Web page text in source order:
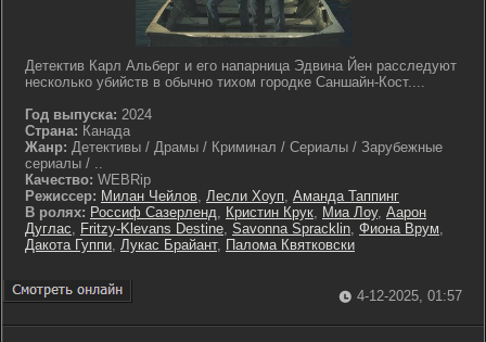
Детектив Карл Альберг и его напарница Эдвина Йен расследуют
несколько убийств в обычно тихом городке Саншайн-Кост....
Год выпуска: 2024
Страна: Канада
Жанр: Детективы / Драмы / Криминал / Сериалы / Зарубежные
сериалы / ..
Качество: WEBRip
Режиссер: Милан Чейлов, Лесли Хоуп, Аманда Таппинг
В ролях: Россиф Сазерленд, Кристин Крук, Миа Лоу, Аарон
Дуглас, Fritzy-Klevans Destine, Savonna Spracklin, Фиона Врум,
Дакота Гуппи, Лукас Брайант, Палома Квятковски
4-12-2025, 01:57